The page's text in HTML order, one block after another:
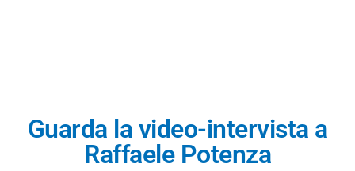
Guarda la video-intervista a
Raffaele Potenza